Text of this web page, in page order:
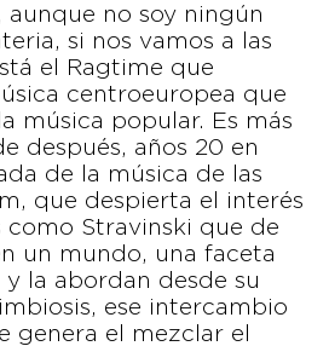
aunque no soy ningún
si nos vamos a las
el Ragtime que
centroeuropea que
música popular. Es más
después, años 20 en
de la música de las
que despierta el interés
como Stravinski que de
un mundo, una faceta
la abordan desde su
ese intercambio
genera el mezclar el